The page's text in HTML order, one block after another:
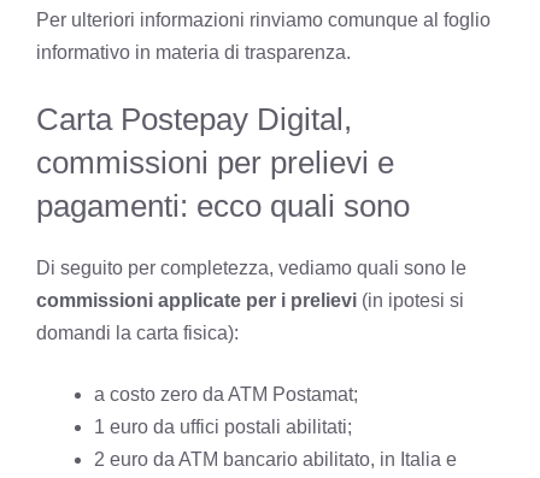
Per ulteriori informazioni rinviamo comunque al foglio
informativo in materia di trasparenza.
Carta Postepay Digital,
commissioni per prelievi e
pagamenti: ecco quali sono
Di seguito per completezza, vediamo quali sono le
commissioni applicate per i prelievi (in ipotesi si
domandi la carta fisica):
a costo zero da ATM Postamat;
1 euro da uffici postali abilitati;
2 euro da ATM bancario abilitato, in Italia e